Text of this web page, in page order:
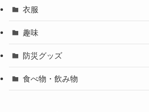
衣服
趣味
防災グッズ
食べ物・飲み物